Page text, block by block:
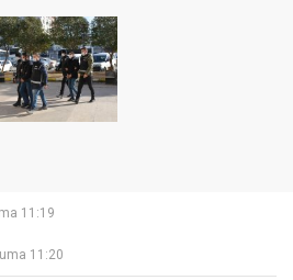
11:19
11:20